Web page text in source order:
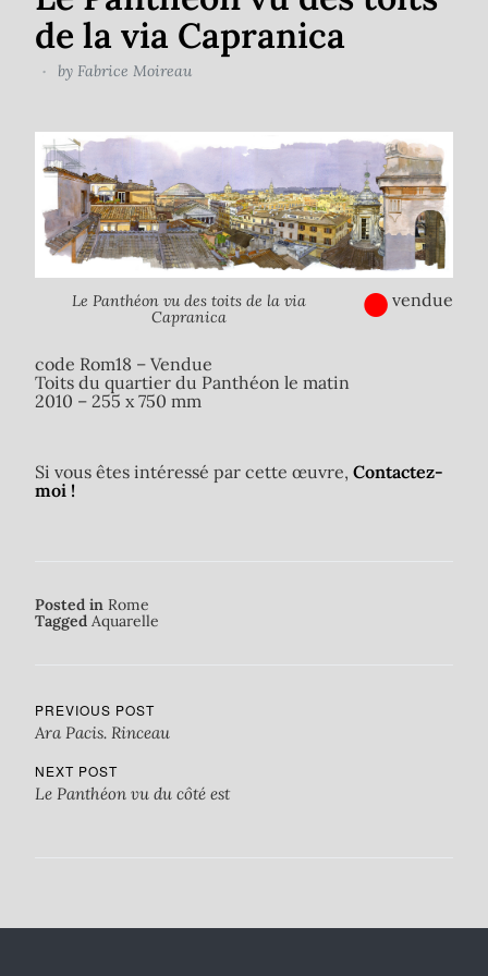
de la via Capranica
by Fabrice Moireau
Le Panthéon vu des toits de la via
Capranica
●vendue
code Rom18 – Vendue
Toits du quartier du Panthéon le matin
2010 – 255 x 750 mm
Si vous êtes intéressé par cette œuvre, Contactez-
moi !
Posted in Rome
Tagged Aquarelle
PREVIOUS POST
Ara Pacis. Rinceau
NEXT POST
Le Panthéon vu du côté est